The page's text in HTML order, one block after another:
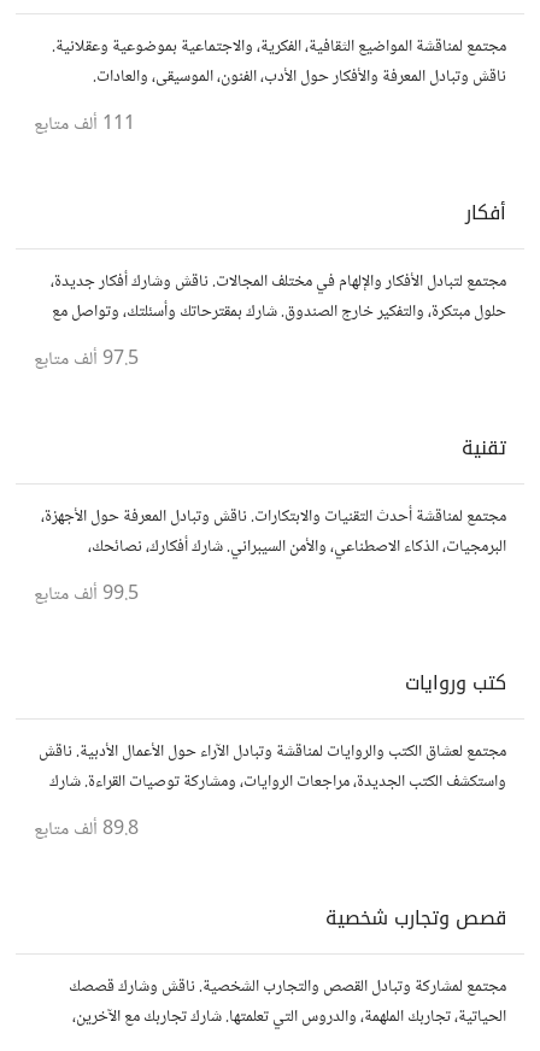
مجتمع لمناقشة المواضيع الثقافية، الفكرية، والاجتماعية بموضوعية وعقلانية.
ناقش وتبادل المعرفة والأفكار حول الأدب، الفنون، الموسيقى، والعادات.
111 ألف متابع
أفكار
مجتمع لتبادل الأفكار والإلهام في مختلف المجالات. ناقش وشارك أفكار جديدة،
حلول مبتكرة، والتفكير خارج الصندوق. شارك بمقترحاتك وأسئلتك، وتواصل مع
97.5 ألف متابع
تقنية
مجتمع لمناقشة أحدث التقنيات والابتكارات. ناقش وتبادل المعرفة حول الأجهزة،
البرمجيات، الذكاء الاصطناعي، والأمن السيبراني. شارك أفكارك، نصائحك،
99.5 ألف متابع
كتب وروايات
مجتمع لعشاق الكتب والروايات لمناقشة وتبادل الآراء حول الأعمال الأدبية. ناقش
واستكشف الكتب الجديدة، مراجعات الروايات، ومشاركة توصيات القراءة. شارك
89.8 ألف متابع
قصص وتجارب شخصية
مجتمع لمشاركة وتبادل القصص والتجارب الشخصية. ناقش وشارك قصصك
الحياتية، تجاربك الملهمة، والدروس التي تعلمتها. شارك تجاربك مع الآخرين،